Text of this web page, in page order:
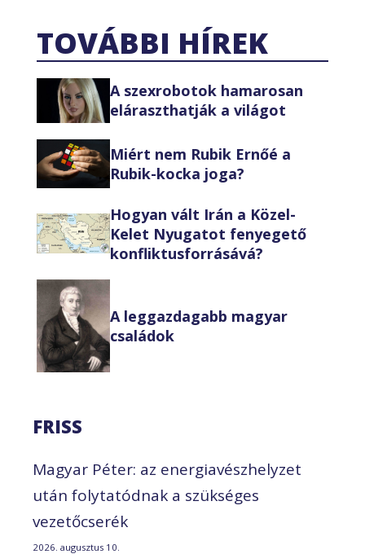
TOVÁBBI HÍREK
A szexrobotok hamarosan
eláraszthatják a világot
Miért nem Rubik Ernőé a
Rubik-kocka joga?
Hogyan vált Irán a Közel-
Kelet Nyugatot fenyegető
konfliktusforrásává?
A leggazdagabb magyar
családok
FRISS
Magyar Péter: az energiavészhelyzet
után folytatódnak a szükséges
vezetőcserék
2026. augusztus 10.